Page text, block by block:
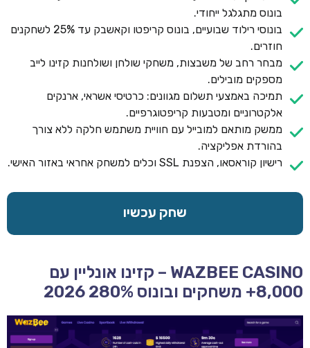
בונוס מתגלגל ייחודי.
בונוסי רילוד שבועיים, בונוס קריפטו וקאשבק עד 25% לשחקנים
חוזרים.
מבחר רחב של משבצות, משחקי שולחן ושולחנות קזינו לייב
מספקים מובילים.
תמיכה באמצעי תשלום מגוונים: כרטיסי אשראי, ארנקים
אלקטרוניים ומטבעות קריפטוגרפיים.
ממשק מותאם למובייל עם חוויית משתמש חלקה ללא צורך
בהורדת אפליקציה.
רישיון קוראסאו, הצפנת SSL וכלים למשחק אחראי באזור האישי.
שחק עכשיו
WAZBEE CASINO – קזינו אונליין עם
8,000+ משחקים ובונוס 280% 2026